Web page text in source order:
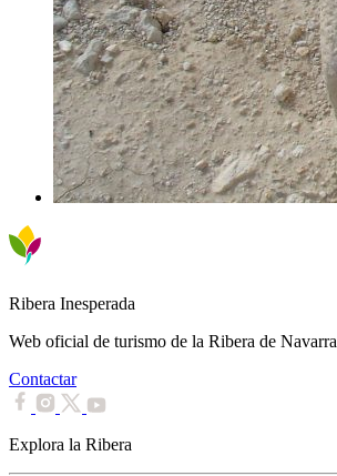
Ribera Inesperada
Web oficial de turismo de la Ribera de Navarra
Contactar
Explora la Ribera